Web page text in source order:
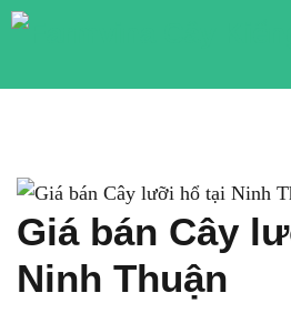
Chuyển
Giá bán Cây
Ninh Thuận